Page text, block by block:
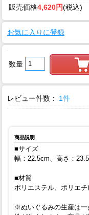
販売価格4,620円(税込)
お気に入りに登録
数量
レビュー件数： 1件
商品説明
■サイズ
幅：22.5cm、高さ：
■材質
ポリエステル、ポリエ
※ぬいぐるみの生産は一